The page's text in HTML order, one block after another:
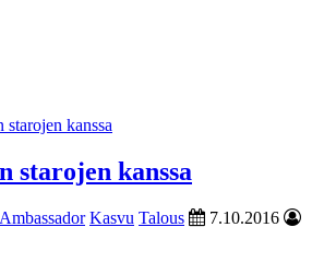
starojen kanssa
Kasvu Talous
7.10.2016